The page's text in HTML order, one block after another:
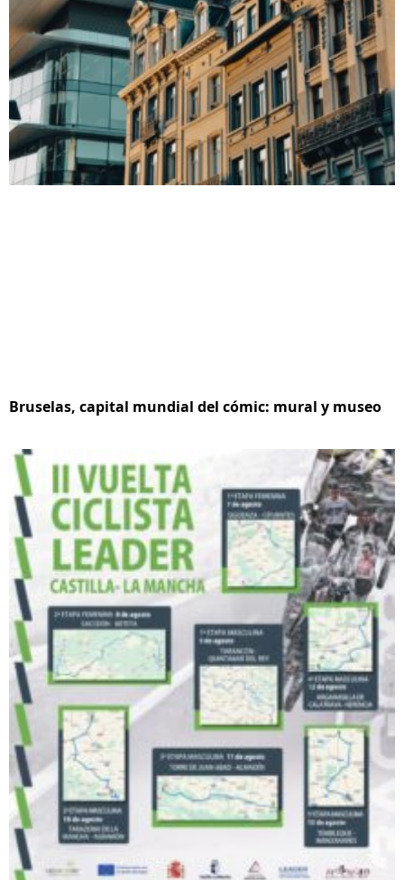
Bruselas, capital mundial del cómic: mural y museo